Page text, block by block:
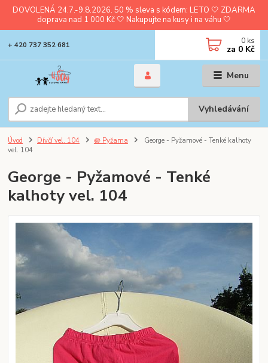
DOVOLENÁ 24.7.-9.8.2026. 50 % sleva s kódem: LETO 🤍 ZDARMA
doprava nad 1 000 Kč 🤍 Nakupujte na kusy i na váhu 🤍
Menu
Vyhledávání
+ 420 737 352 681 0 ks
za 0 Kč
Úvod Dívčí vel. 104 🪷 Pyžama
George - Pyžamové - Tenké kalhoty
vel. 104
George - Pyžamové - Tenké
kalhoty vel. 104